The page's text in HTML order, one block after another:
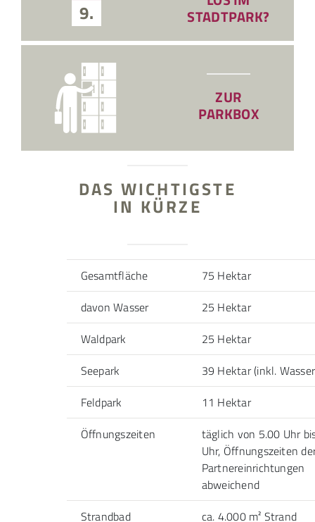
9. STADTPARK?
ZUR
PARKBOX
DAS WICHTIGSTE
IN KÜRZE
Gesamtfläche
75 Hektar
davon Wasser
25 Hektar
Waldpark
25 Hektar
Seepark
39 Hektar (inkl.
Feldpark
11 Hektar
Öffnungszeiten
täglich von 5.00 Uhr
Uhr, Öffnungszeiten
Partnereinrichtungen
abweichend
Strandbad
ca. 4.000 m² Strand